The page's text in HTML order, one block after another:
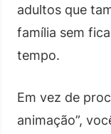
adultos que
família sem
tempo.
Em vez de
animação”,